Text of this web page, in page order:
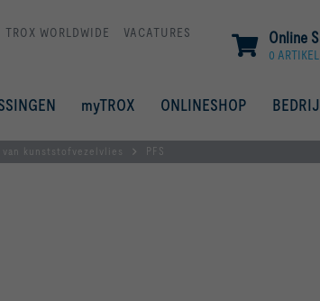
TROX WORLDWIDE VACATURES Online
0 ARTIKEL
myTROX ONLINESHOP
kunststofvezelvlies PFS